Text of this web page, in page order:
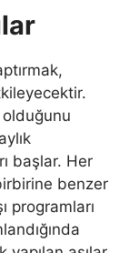
başlar. Her
benzer
programları